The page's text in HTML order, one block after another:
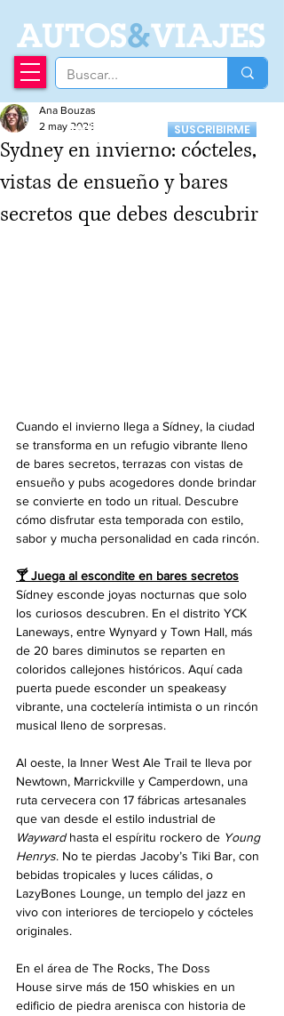
AUTOS&VIAJES
Recibí nuestro
Newsletter
SUSCRIBIRME
Sydney en invierno: cócteles,
vistas de ensueño y bares
secretos que debes descubrir
Ana Bouzas
2 may 2025
Cuando el invierno llega a Sídney, la ciudad
se transforma en un refugio vibrante lleno
de bares secretos, terrazas con vistas de
ensueño y pubs acogedores donde brindar
se convierte en todo un ritual. Descubre
cómo disfrutar esta temporada con estilo,
sabor y mucha personalidad en cada rincón.
🍸 Juega al escondite en bares secretos
Sídney esconde joyas nocturnas que solo
los curiosos descubren. En el distrito YCK
Laneways, entre Wynyard y Town Hall, más
de 20 bares diminutos se reparten en
coloridos callejones históricos. Aquí cada
puerta puede esconder un speakeasy
vibrante, una coctelería intimista o un rincón
musical lleno de sorpresas.
Al oeste, la Inner West Ale Trail te lleva por
Newtown, Marrickville y Camperdown, una
ruta cervecera con 17 fábricas artesanales
que van desde el estilo industrial de
Wayward hasta el espíritu rockero de Young
Henrys. No te pierdas Jacoby’s Tiki Bar, con
bebidas tropicales y luces cálidas, o
LazyBones Lounge, un templo del jazz en
vivo con interiores de terciopelo y cócteles
originales.
En el área de The Rocks, The Doss
House sirve más de 150 whiskies en un
edificio de piedra arenisca con historia de